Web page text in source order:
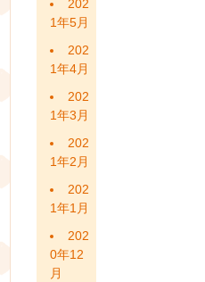
202
1年5月
202
1年4月
202
1年3月
202
1年2月
202
1年1月
202
0年12
月